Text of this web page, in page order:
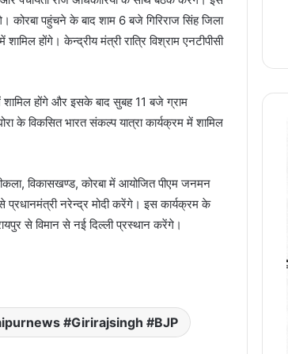
कोरबा पहुंचने के बाद शाम 6 बजे गिरिराज सिंह जिला
होंगे। केन्द्रीय मंत्री रात्रि विश्राम एनटीपीसी
होंगे और इसके बाद सुबह 11 बजे ग्राम
के विकसित भारत संकल्प यात्रा कार्यक्रम में शामिल
विकासखण्ड, कोरबा में आयोजित पीएम जनमन
प्रधानमंत्री नरेन्द्र मोदी करेंगे। इस कार्यक्रम के
से विमान से नई दिल्ली प्रस्थान करेंगे।
#Girirajsingh #BJP
Gujrat Government: गुजरात सरकार के
सभी 16 मंत्रियों का इस्तीफा, कल नई कैबिनेट का
रवि नाइक का 79 वर्ष की आयु में हुआ निधन